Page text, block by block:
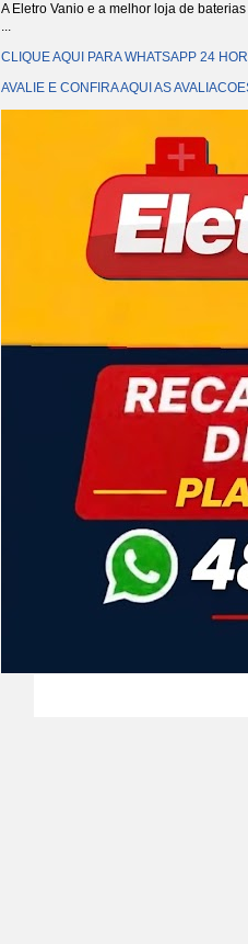
A Eletro Vanio e a melhor loja de
...
CLIQUE AQUI PARA WHATSAPP 24
AVALIE E CONFIRA AQUI AS